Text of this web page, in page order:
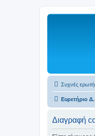
Συχνές
Ευρετήριο
Διαγραφή